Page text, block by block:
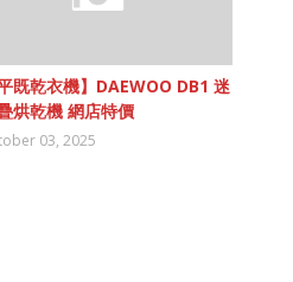
平既乾衣機】DAEWOO DB1 迷
烘乾機 網店特價
03, 2025